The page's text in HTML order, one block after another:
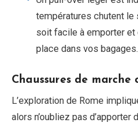
températures chutent le
soit facile à emporter et
place dans vos bagages.
Chaussures de marche
L’exploration de Rome
alors n’oubliez pas